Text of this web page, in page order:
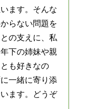
ます。そんな
らない問題を
の支えに、私
下の姉妹や親
も好きなの
一緒に寄り添
ます。どうぞ